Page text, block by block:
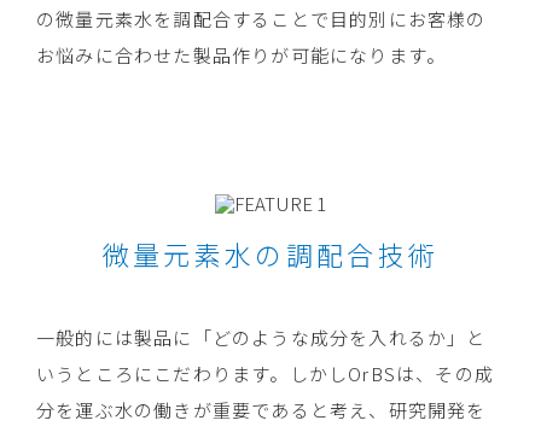
の微量元素水を調配合することで目的別にお客様の
お悩みに合わせた製品作りが可能になります。
微量元素水の調配合技術
一般的には製品に「どのような成分を入れるか」と
いうところにこだわります。しかしOrBSは、その成
分を運ぶ水の働きが重要であると考え、研究開発を